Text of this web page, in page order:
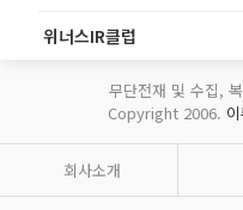
위너스IR클럽
무단전재 및 수집,
Copyright 2006.
회사소개